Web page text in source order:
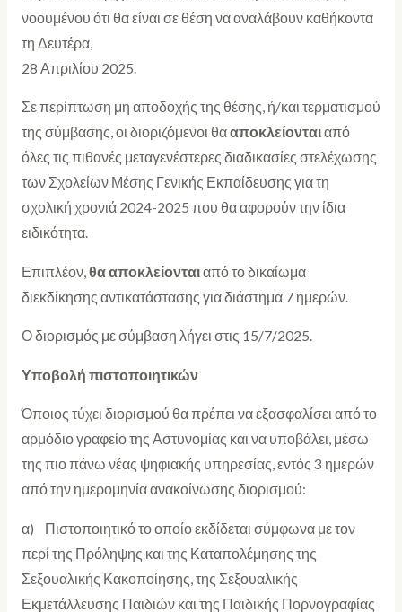
νοουμένου ότι θα είναι σε θέση να αναλάβουν καθήκοντα
τη Δευτέρα,
28 Απριλίου 2025.
Σε περίπτωση μη αποδοχής της θέσης, ή/και τερματισμού
της σύμβασης, οι διοριζόμενοι θααποκλείονταιαπό
όλες τις πιθανές μεταγενέστερες διαδικασίες στελέχωσης
των Σχολείων Μέσης Γενικής Εκπαίδευσης για τη
σχολική χρονιά 2024-2025 που θα αφορούν την ίδια
ειδικότητα.
Επιπλέον,θα αποκλείονταιαπό το δικαίωμα
διεκδίκησης αντικατάστασης για διάστημα 7 ημερών.
Ο διορισμός με σύμβαση λήγει στις 15/7/2025.
Υποβολή πιστοποιητικών
Όποιος τύχει διορισμού θα πρέπει να εξασφαλίσει από το
αρμόδιο γραφείο της Αστυνομίας και να υποβάλει, μέσω
της πιο πάνω νέας ψηφιακής υπηρεσίας, εντός 3 ημερών
από την ημερομηνία ανακοίνωσης διορισμού:
α) Πιστοποιητικό το οποίο εκδίδεται σύμφωνα με τον
περί της Πρόληψης και της Καταπολέμησης της
Σεξουαλικής Κακοποίησης, της Σεξουαλικής
Εκμετάλλευσης Παιδιών και της Παιδικής Πορνογραφίας